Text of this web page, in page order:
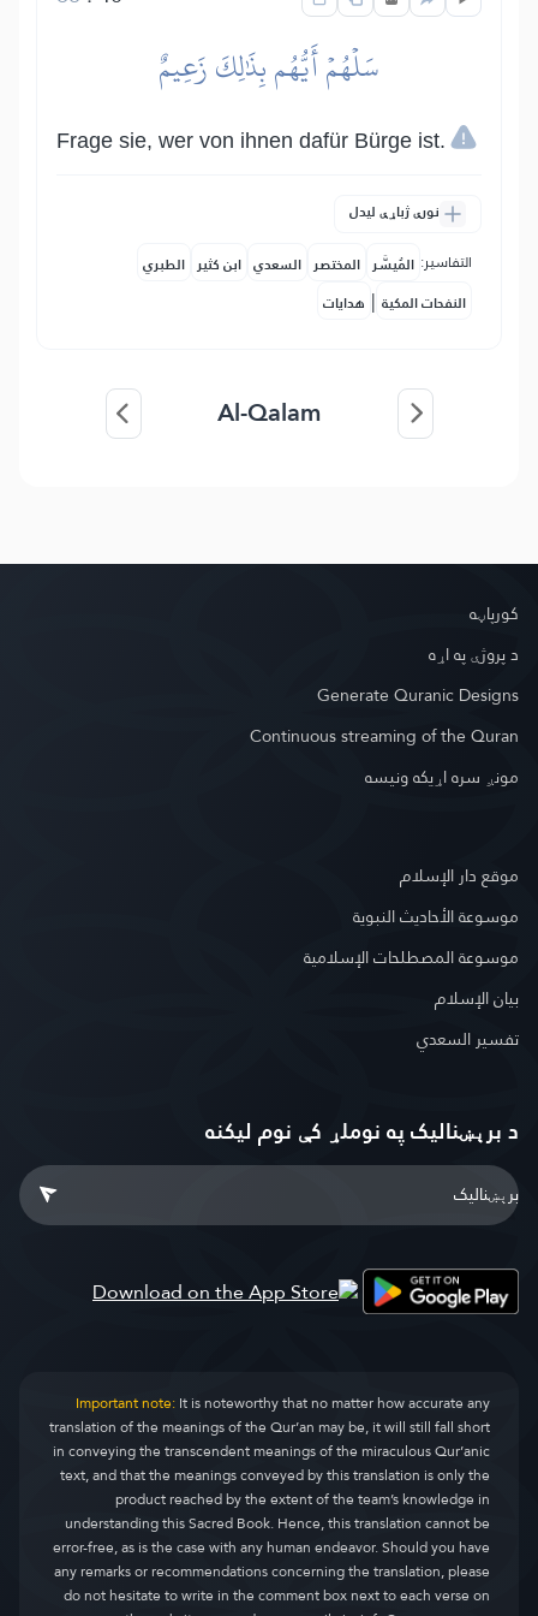
سَلۡهُمۡ أَيُّهُم بِذَٰلِكَ زَعِيمٌ
Frage sie, wer von ihnen dafür Bürge ist.
نورې ژباړې لیدل
التفاسير: المُيسَّر المختصر السعدي ابن كثير الطبري
النفحات المكية | هدايات
Al-Qalam
کور‌پاڼه
د پروژې په اړه
Generate Quranic Designs
Continuous streaming of the Quran
مونږ سره اړیکه ونیسه
موقع دار الإسلام
موسوعة الأحاديث النبوية
موسوعة المصطلحات الإسلامية
بيان الإسلام
تفسير السعدي
د برېښنالیک په نوملړ کې نوم لیکنه
Important note:It is noteworthy that no matter how accurate any
translation of the meanings of the Qur’an may be, it will still fall short
in conveying the transcendent meanings of the miraculous Qur’anic
text, and that the meanings conveyed by this translation is only the
product reached by the extent of the team’s knowledge in
understanding this Sacred Book. Hence, this translation cannot be
error-free, as is the case with any human endeavor. Should you have
any remarks or recommendations concerning the translation, please
do not hesitate to write in the comment box next to each verse on